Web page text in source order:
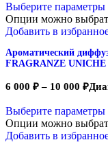
Выберите параметры
Опции можно
Добавить в
Ароматический
FRAGRANZE UNICHE
6 000 ₽ – 10 000 ₽
Выберите параметры
Опции можно
Добавить в